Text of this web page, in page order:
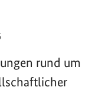
rund um